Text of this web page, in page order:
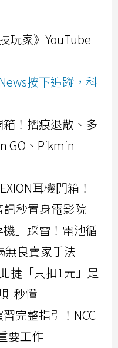
玩家》YouTube
按下追蹤，科
箱！摺痕退散、多
GO、Pikmin
耳機開箱！
秒置身電影院
」踩雷！電池循
無良賣家手法
捷「只扣1元」是
秒懂
完整指引！NCC
要工作